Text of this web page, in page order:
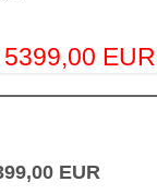
EUR
EUR